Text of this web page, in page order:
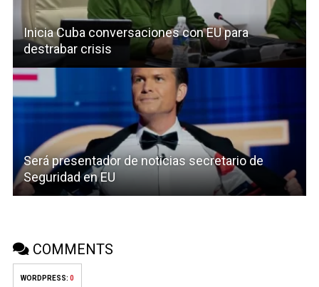
Inicia Cuba conversaciones con EU para
destrabar crisis
Será presentador de noticias secretario de
Seguridad en EU
COMMENTS
WORDPRESS: 0